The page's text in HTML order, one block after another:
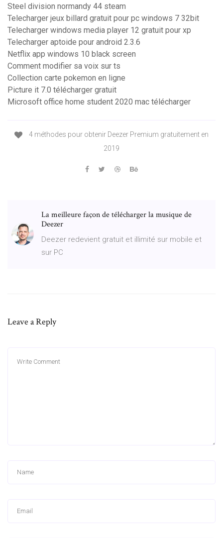
Steel division normandy 44 steam
Telecharger jeux billard gratuit pour pc windows 7 32bit
Telecharger windows media player 12 gratuit pour xp
Telecharger aptoide pour android 2.3.6
Netflix app windows 10 black screen
Comment modifier sa voix sur ts
Collection carte pokemon en ligne
Picture it 7.0 télécharger gratuit
Microsoft office home student 2020 mac télécharger
4 méthodes pour obtenir Deezer Premium gratuitement en
2019
La meilleure façon de télécharger la musique de
Deezer
Deezer redevient gratuit et illimité sur mobile et
sur PC
Leave a Reply